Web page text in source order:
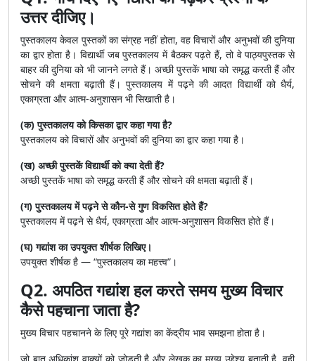
उत्तर दीजिए।
पुस्तकालय केवल पुस्तकों का संग्रह नहीं होता, वह विचारों और अनुभवों की दुनिया
का द्वार होता है। विद्यार्थी जब पुस्तकालय में बैठकर पढ़ते हैं, तो वे पाठ्यपुस्तक से
बाहर की दुनिया को भी जानने लगते हैं। अच्छी पुस्तकें भाषा को समृद्ध करती हैं और
सोचने की क्षमता बढ़ाती हैं। पुस्तकालय में पढ़ने की आदत विद्यार्थी को धैर्य,
एकाग्रता और आत्म-अनुशासन भी सिखाती है।
(क) पुस्तकालय को किसका द्वार कहा गया है?
पुस्तकालय को विचारों और अनुभवों की दुनिया का द्वार कहा गया है।
(ख) अच्छी पुस्तकें विद्यार्थी को क्या देती हैं?
अच्छी पुस्तकें भाषा को समृद्ध करती हैं और सोचने की क्षमता बढ़ाती हैं।
(ग) पुस्तकालय में पढ़ने से कौन-से गुण विकसित होते हैं?
पुस्तकालय में पढ़ने से धैर्य, एकाग्रता और आत्म-अनुशासन विकसित होते हैं।
(घ) गद्यांश का उपयुक्त शीर्षक लिखिए।
उपयुक्त शीर्षक है — “पुस्तकालय का महत्त्व”।
Q2. अपठित गद्यांश हल करते समय मुख्य विचार
कैसे पहचाना जाता है?
मुख्य विचार पहचानने के लिए पूरे गद्यांश का केंद्रीय भाव समझना होता है।